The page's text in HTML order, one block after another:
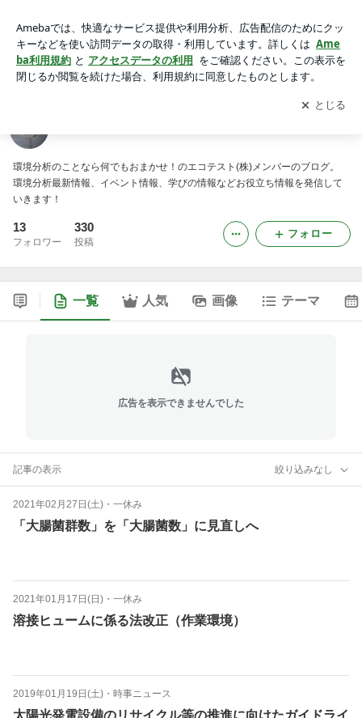
アプリをダウンロードして ブログの更新通知
を受け取りまし
ょう。
開く
環境分析のことなら何でもおまかせ！のエコテスト(株)メンバーのブログ。
環境分析最新情報、イベント情報、学びの情報などお役立ち情報を発信して
いきます！
13
フォロワー
330
投稿
フォロー
一覧 人気 画像 テーマ
広告を表示できませんでした
記事の表示 絞り込みなし
2021年02月27日(土) ・ 一休み
「大腸菌群数」を「大腸菌数」に見直しへ
2021年01月17日(日) ・ 一休み
溶接ヒュームに係る法改正（作業環境）
2019年01月19日(土) ・ 時事ニュース
太陽光発電設備のリサイクル等の推進に向けたガイドライ